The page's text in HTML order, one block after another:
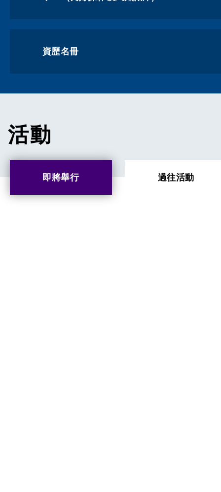
資歷名冊
活動
即將舉行 過往活動